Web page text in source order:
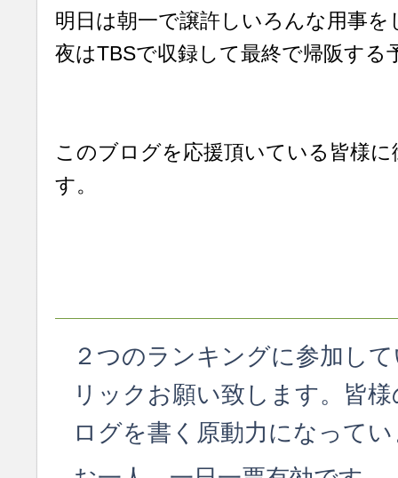
明日は朝一で譲許しいろんな用事を
夜はTBSで収録して最終で帰阪する
このブログを応援頂いている皆様
す。
２つのランキングに参加し
リックお願い致します。皆
ログを書く原動力になって